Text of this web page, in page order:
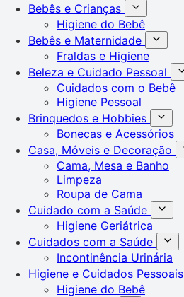
Bebês e Crianças
Higiene do Bebê
Bebês e Maternidade
Fraldas e Higiene
Beleza e Cuidado Pessoal
Cuidados com o Bebê
Higiene Pessoal
Brinquedos e Hobbies
Bonecas e Acessórios
Casa, Móveis e Decoração
Cama, Mesa e Banho
Limpeza
Roupa de Cama
Cuidado com a Saúde
Higiene Geriátrica
Cuidados com a Saúde
Incontinência Urinária
Higiene e Cuidados Pessoais
Higiene do Bebê